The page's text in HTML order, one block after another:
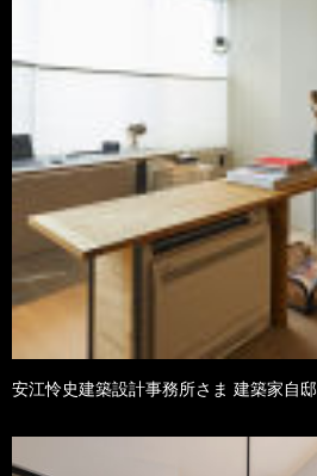
安江怜史建築設計事務所さま 建築家自邸